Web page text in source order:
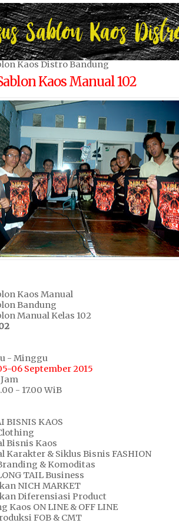
Kaos Distro Bandung
Kaos Manual 102
Kaos Manual
Bandung
Manual Kelas 102
- Minggu
06 September 2015
- 17.00 WiB
BISNIS KAOS
Bisnis Kaos
Karakter & Siklus Bisnis FASHION
& Komoditas
TAIL Business
NICH MARKET
Diferensiasi Product
Kaos ON LINE & OFF LINE
FOB & CMT